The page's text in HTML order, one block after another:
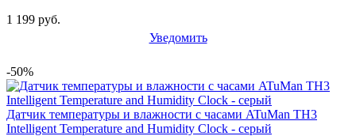
1 199 руб.
Уведомить
-50%
Датчик температуры и влажности с часами ATuMan TH3
Intelligent Temperature and Humidity Clock - серый